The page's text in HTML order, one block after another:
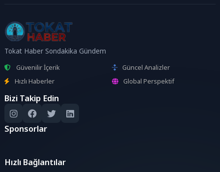
Tokat Haber Sondakika Gündem
Güvenilir İçerik
Güncel Analizler
Hızlı Haberler
Global Perspektif
Bizi Takip Edin
Sponsorlar
Hızlı Bağlantılar